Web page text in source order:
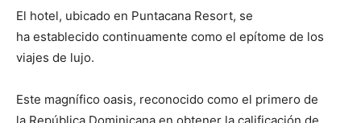
El hotel, ubicado en Puntacana Resort, se
ha establecido continuamente como el epítome de los
viajes de lujo.
Este magnífico oasis, reconocido como el primero de